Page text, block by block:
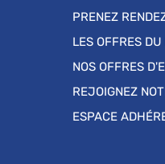
PRENEZ
LES OFFRES
NOS OFFRES
REJOIGNEZ
ESPACE